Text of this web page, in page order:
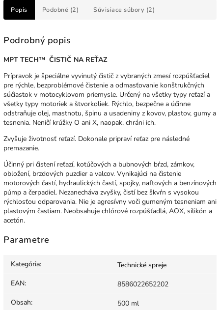
Popis Podobné (2) Súvisiace súbory (2)
Podrobný popis
MPT TECH™ ČISTIČ NA REŤAZ
Prípravok je špeciálne vyvinutý čistič z vybraných zmesí rozpúšťadiel
pre rýchle, bezproblémové čistenie a odmasťovanie konštrukčných
súčiastok v motocyklovom priemysle. Určený na všetky typy reťazí a
všetky typy motoriek a štvorkoliek. Rýchlo, bezpečne a účinne
odstraňuje olej, mastnotu, špinu a usadeniny z kovov, plastov, gumy a
tesnenia. Neničí krúžky O ani X, naopak, chráni ich.
Zvyšuje životnosť reťazí. Dokonale pripraví reťaz pre následné
premazanie.
Účinný pri čistení reťazí, kotúčových a bubnových bŕzd, zámkov,
obložení, brzdových puzdier a valcov. Vynikajúci na čistenie
motorových častí, hydraulických častí, spojky, naftových a benzínových
púmp a čerpadiel. Nezanecháva zvyšky, čistí bez škvŕn s vysokou
rýchlosťou odparovania. Nie je agresívny voči gumeným tesneniam ani
plastovým častiam. Neobsahuje chlórové rozpúšťadlá, AOX, silikón a
acetón.
Parametre
Kategória:
Technické spreje
EAN:
8586022652202
Obsah: 500 ml